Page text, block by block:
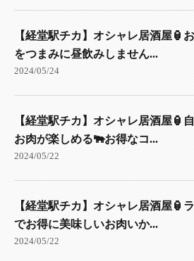
【経堂駅チカ】オシャレ居酒屋🏮
をつまみに昼飲みしません...
2024/05/24
【経堂駅チカ】オシャレ居酒屋🏮
お肉が楽しめる🐃お得なコ...
2024/05/22
【経堂駅チカ】オシャレ居酒屋🏮
でお得に美味しいお肉いか...
2024/05/22